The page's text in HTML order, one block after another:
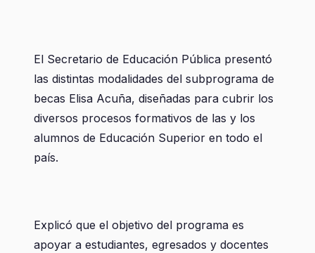
El Secretario de Educación Pública presentó
las distintas modalidades del subprograma de
becas Elisa Acuña, diseñadas para cubrir los
diversos procesos formativos de las y los
alumnos de Educación Superior en todo el
país.
Explicó que el objetivo del programa es
apoyar a estudiantes, egresados y docentes